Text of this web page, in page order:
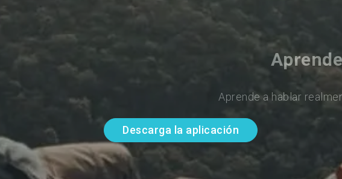
Aprende a hablar
Descarga la aplicación